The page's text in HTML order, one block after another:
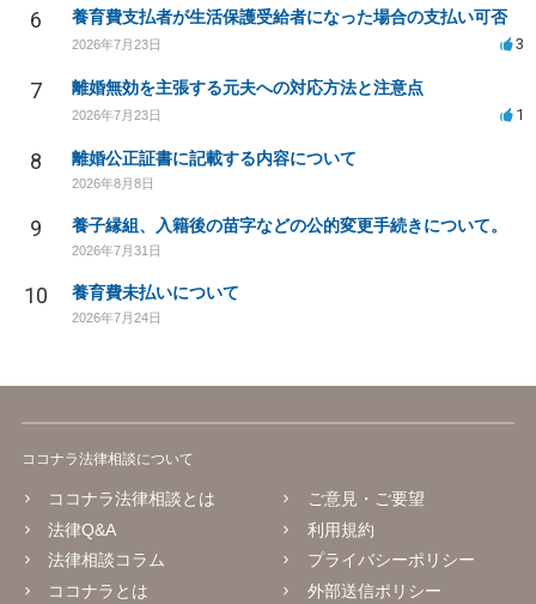
6 養育費支払者が生活保護受給者になった場合の支払い可否
2026年7月23日 3
7 離婚無効を主張する元夫への対応方法と注意点
2026年7月23日 1
8 離婚公正証書に記載する内容について
2026年8月8日
9 養子縁組、入籍後の苗字などの公的変更手続きについて。
2026年7月31日
10 養育費未払いについて
2026年7月24日
ココナラ法律相談について
ココナラ法律相談とは
法律Q&A
法律相談コラム
ココナラとは
ご意見・ご要望
利用規約
プライバシーポリシー
外部送信ポリシー